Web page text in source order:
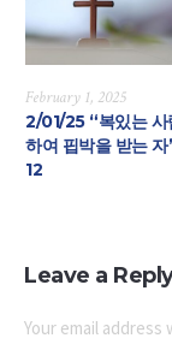
February 1, 2025
2/01/25 “복있는 사
하여 핍박을 받는
12
Leave a
Your email